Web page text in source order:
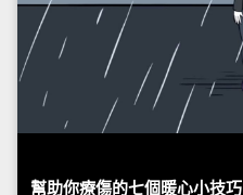
幫助你療傷的七個暖心小技巧